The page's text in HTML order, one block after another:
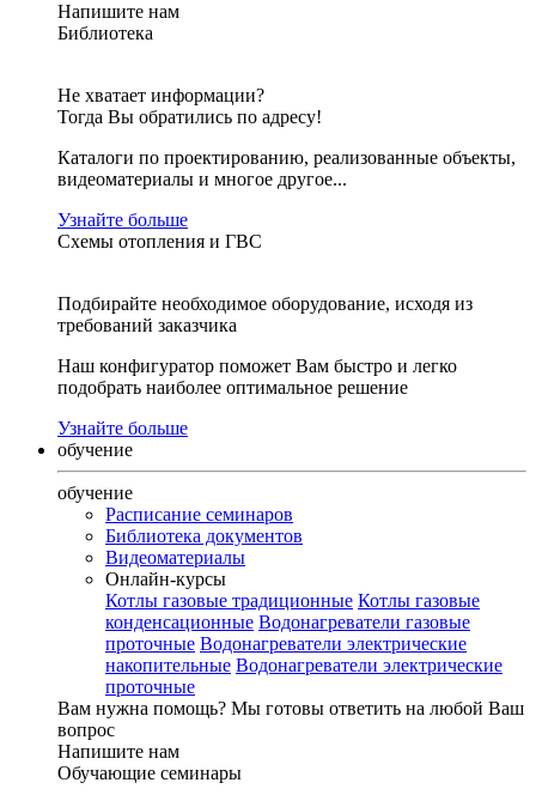
Напишите нам
Библиотека
Не хватает информации?
Тогда Вы обратились по адресу!
Каталоги по проектированию, реализованные объекты,
видеоматериалы и многое другое...
Узнайте больше
Схемы отопления и ГВС
Подбирайте необходимое оборудование, исходя из
требований заказчика
Наш конфигуратор поможет Вам быстро и легко
подобрать наиболее оптимальное решение
Узнайте больше
обучение
обучение
Расписание семинаров
Библиотека документов
Видеоматериалы
Онлайн-курсы
Котлы газовые традиционные Котлы газовые
конденсационные Водонагреватели газовые
проточные Водонагреватели электрические
накопительные Водонагреватели электрические
проточные
Вам нужна помощь? Мы готовы ответить на любой Ваш
вопрос
Напишите нам
Обучающие семинары